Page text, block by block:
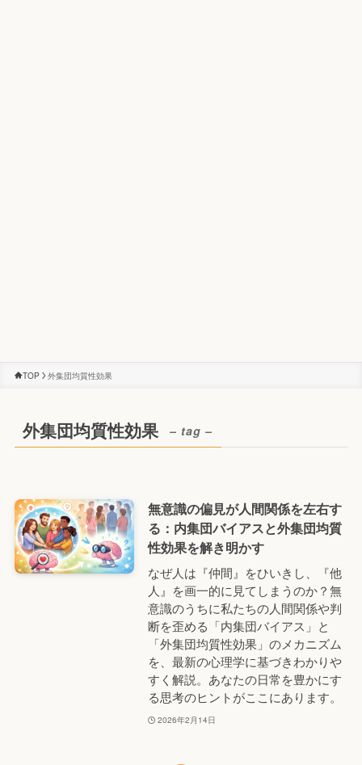
TOP 外集団均質性効果
外集団均質性効果 – tag –
無意識の偏見が人間関係を左右す
る：内集団バイアスと外集団均質
性効果を解き明かす
なぜ人は『仲間』をひいきし、『他
人』を画一的に見てしまうのか？無
意識のうちに私たちの人間関係や判
断を歪める「内集団バイアス」と
「外集団均質性効果」のメカニズム
を、最新の心理学に基づきわかりや
すく解説。あなたの日常を豊かにす
る思考のヒントがここにあります。
2026年2月14日